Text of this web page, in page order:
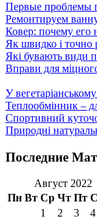
Первые проблемы
Ремонтируем
Ковер: почему его
Як швидко і точно
Які бувають види
Вправи для
У
Теплообмінник –
Спортивний
Природні
Последние
Август 2022
Пн Вт Ср Чт Пт
1
2 3 4